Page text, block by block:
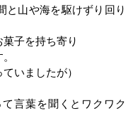
と山や海を駆けずり回り
子を持ち寄り
いましたが）
言葉を聞くとワクワク